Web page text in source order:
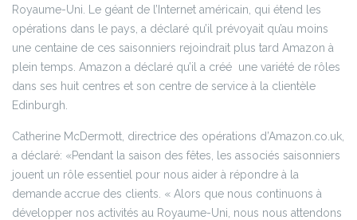
Royaume-Uni. Le géant de l’Internet américain, qui étend les
opérations dans le pays, a déclaré qu’il prévoyait qu’au moins
une centaine de ces saisonniers rejoindrait plus tard Amazon à
plein temps. Amazon a déclaré qu’il a créé une variété de rôles
dans ses huit centres et son centre de service à la clientèle
Edinburgh.
Catherine McDermott, directrice des opérations d’Amazon.co.uk,
a déclaré: «Pendant la saison des fêtes, les associés saisonniers
jouent un rôle essentiel pour nous aider à répondre à la
demande accrue des clients. « Alors que nous continuons à
développer nos activités au Royaume-Uni, nous nous attendons